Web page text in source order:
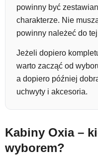
powinny być
charakterze. Nie
powinny należeć do
Jeżeli dopiero
warto zacząć od
a dopiero później
uchwyty i akcesoria.
Kabiny Oxia –
wyborem?